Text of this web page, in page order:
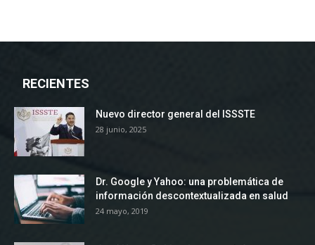
RECIENTES
Nuevo director general del ISSSTE
28 junio, 2025
Dr. Google y Yahoo: una problemática de
información descontextualizada en salud
24 mayo, 2019